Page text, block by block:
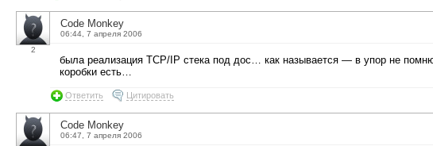
2
Code Monkey
06:44, 7 апреля 2006
была реализация TCP/IP стека под дос… как называется — в упор не
коробки есть…
Ответить Цитировать
Code Monkey
06:47, 7 апреля 2006